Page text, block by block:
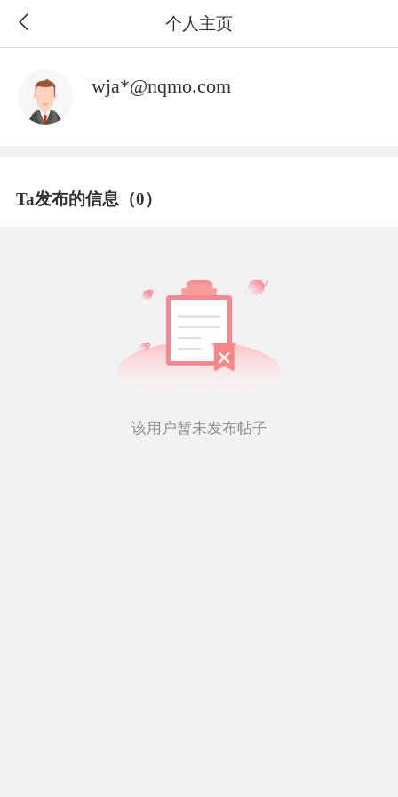
wja*@nqmo.com
Ta发布的信息（0）
该用户暂未发布帖子
个人主页